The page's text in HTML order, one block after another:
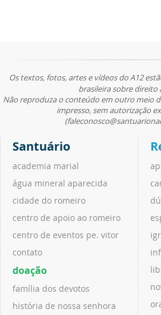
Os textos, fotos, artes e vídeos do A12
brasileira sobre direito
Não reproduza o conteúdo em outro meio
impresso, sem autorização
Santuário
academia marial
água mineral aparecida
cidade do romeiro
centro de apoio ao romeiro
centro de eventos pe. vitor
contato
doação
família dos devotos
história de nossa senhora